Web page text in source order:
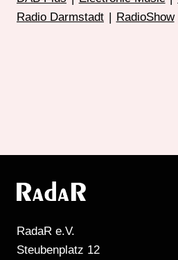
Radio Darmstadt
RadioShow
RadaR e.V.
Steubenplatz 12